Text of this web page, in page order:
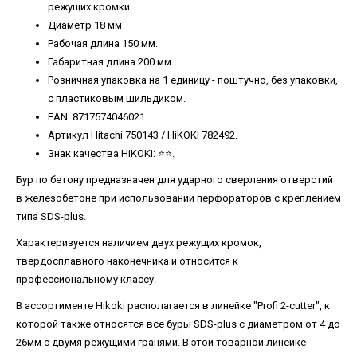
режущих кромки
Диаметр 18 мм
Рабочая длина 150 мм.
Габаритная длина 200 мм.
Розничная упаковка на 1 единицу - поштучно, без упаковки,
с пластиковым шильдиком.
EAN 8717574046021.
Артикул Hitachi 750143 / HiKOKI 782492.
Знак качества HiKOKI: ⭐️⭐️.
Бур по бетону предназначен для ударного сверления отверстий
в железобетоне при использовании перфораторов с креплением
типа SDS-plus.
Характеризуется наличием двух режущих кромок,
твердосплавного наконечника и относится к
профессиональному классу.
В ассортименте Hikoki располагается в линейке "Profi 2-cutter", к
которой также относятся все буры SDS-plus с диаметром от 4 до
26мм с двумя режущими гранями. В этой товарной линейке